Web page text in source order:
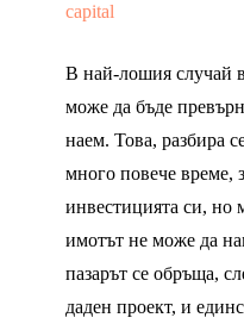
capital
В най-лошия случай
може да бъде
наем. Това, разбира
много повече време,
инвестицията си, но
имотът не може да
пазарът се обръща,
даден проект, и